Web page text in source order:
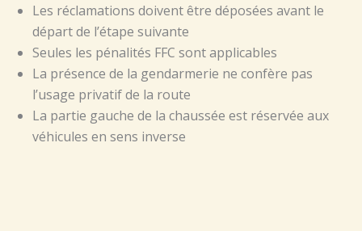
Les réclamations doivent être déposées avant le
départ de l’étape suivante
Seules les pénalités FFC sont applicables
La présence de la gendarmerie ne confère pas
l’usage privatif de la route
La partie gauche de la chaussée est réservée aux
véhicules en sens inverse